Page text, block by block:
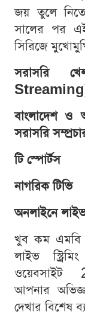
জয় তুলে নিতে
সালের পর
সিরিজে
সরাসরি
বাংলাদেশ ও
সরাসরি
টি স্পোর্টস
নাগরিক টিভি
অনলাইনে
খুব কম এমবি
লাইভ
ওয়েবসাইট
আপনার
দেখার বিশেষ